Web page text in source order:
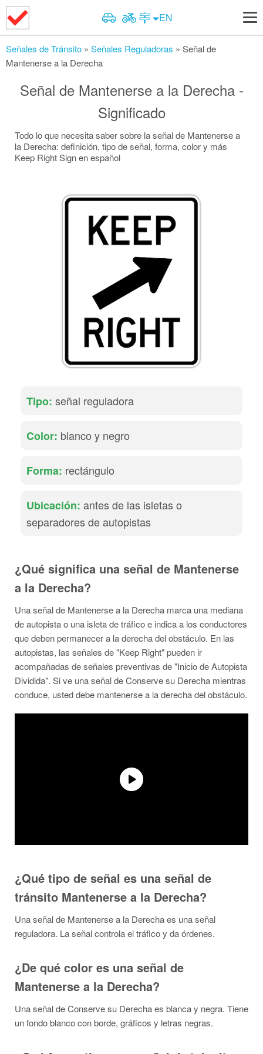
EN
Examen de Motocicleta
Señales de Tránsito
Cambie a Premium
Señales de tránsito
Examen de señales de tránsito
Señales de Tránsito » Señales Reguladoras » Señal de
Mantenerse a la Derecha
Señal de Mantenerse a la Derecha -
Significado
Todo lo que necesita saber sobre la señal de Mantenerse a
la Derecha: definición, tipo de señal, forma, color y más
Keep Right Sign en español
Tipo: señal reguladora
Color: blanco y negro
Forma: rectángulo
Ubicación: antes de las isletas o
separadores de autopistas
¿Qué significa una señal de Mantenerse
a la Derecha?
Una señal de Mantenerse a la Derecha marca una mediana
de autopista o una isleta de tráfico e indica a los conductores
que deben permanecer a la derecha del obstáculo. En las
autopistas, las señales de "Keep Right" pueden ir
acompañadas de señales preventivas de "Inicio de Autopista
Dividida". Si ve una señal de Conserve su Derecha mientras
conduce, usted debe mantenerse a la derecha del obstáculo.
¿Qué tipo de señal es una señal de
tránsito Mantenerse a la Derecha?
Una señal de Mantenerse a la Derecha es una señal
reguladora. La señal controla el tráfico y da órdenes.
¿De qué color es una señal de
Mantenerse a la Derecha?
Una señal de Conserve su Derecha es blanca y negra. Tiene
un fondo blanco con borde, gráficos y letras negras.